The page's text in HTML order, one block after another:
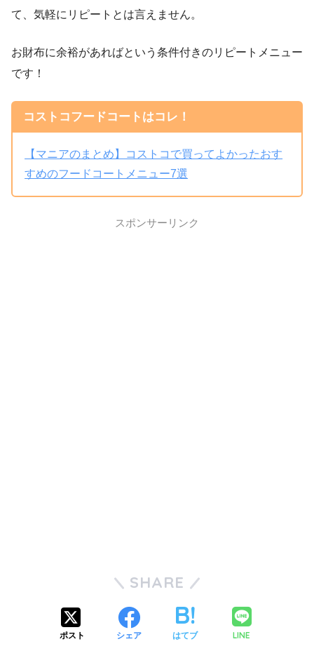
て、気軽にリピートとは言えません。
お財布に余裕があればという条件付きのリピートメニュー
です！
コストコフードコートはコレ！
【マニアのまとめ】コストコで買ってよかったおす
すめのフードコートメニュー7選
スポンサーリンク
SHARE
ポスト シェア はてブ LINE